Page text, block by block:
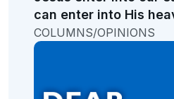
can enter into His
COLUMNS/OPINIONS